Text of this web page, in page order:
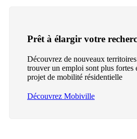
Prêt à élargir votre
Découvrez de nouveaux
trouver un emploi sont plus fortes
projet de mobilité résidentielle
Découvrez Mobiville